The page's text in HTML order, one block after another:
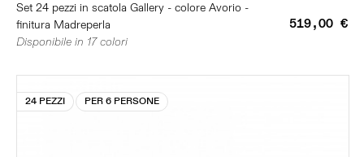
Set 24 pezzi in scatola Gallery - colore Avorio -
finitura Madreperla
519,00 €
Disponibile in 17 colori
24 PEZZI PER 6 PERSONE